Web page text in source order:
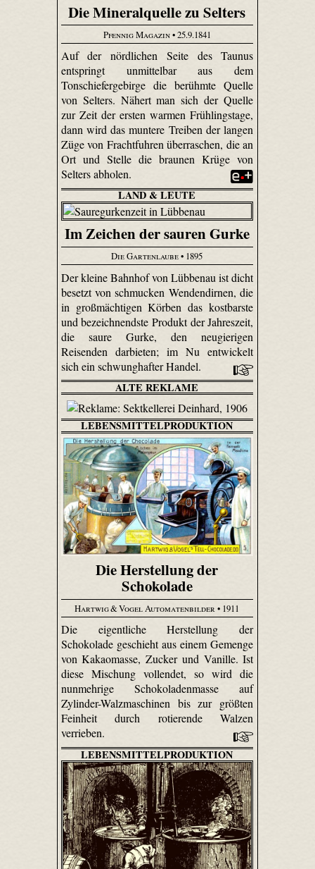
Die Mineralquelle zu Selters
Pfennig Magazin• 25.9.1841
Auf der nördlichen Seite des Taunus
entspringt unmittelbar aus dem
Tonschiefergebirge die berühmte Quelle
von Selters. Nähert man sich der Quelle
zur Zeit der ersten warmen Frühlingstage,
dann wird das muntere Treiben der langen
Züge von Frachtfuhren überraschen, die an
Ort und Stelle die braunen Krüge von
Selters abholen.
LAND & LEUTE
Im Zeichen der sauren Gurke
Die Gartenlaube• 1895
Der kleine Bahnhof von Lübbenau ist dicht
besetzt von schmucken Wendendirnen, die
in großmächtigen Körben das kostbarste
und bezeichnendste Produkt der Jahreszeit,
die saure Gurke, den neugierigen
Reisenden darbieten; im Nu entwickelt
sich ein schwunghafter Handel.
ALTE REKLAME
LEBENSMITTELPRODUKTION
Die Herstellung der
Schokolade
Hartwig & Vogel Automatenbilder• 1911
Die eigentliche Herstellung der
Schokolade geschieht aus einem Gemenge
von Kakaomasse, Zucker und Vanille. Ist
diese Mischung vollendet, so wird die
nunmehrige Schokoladenmasse auf
Zylinder-Walzmaschinen bis zur größten
Feinheit durch rotierende Walzen
verrieben.
LEBENSMITTELPRODUKTION